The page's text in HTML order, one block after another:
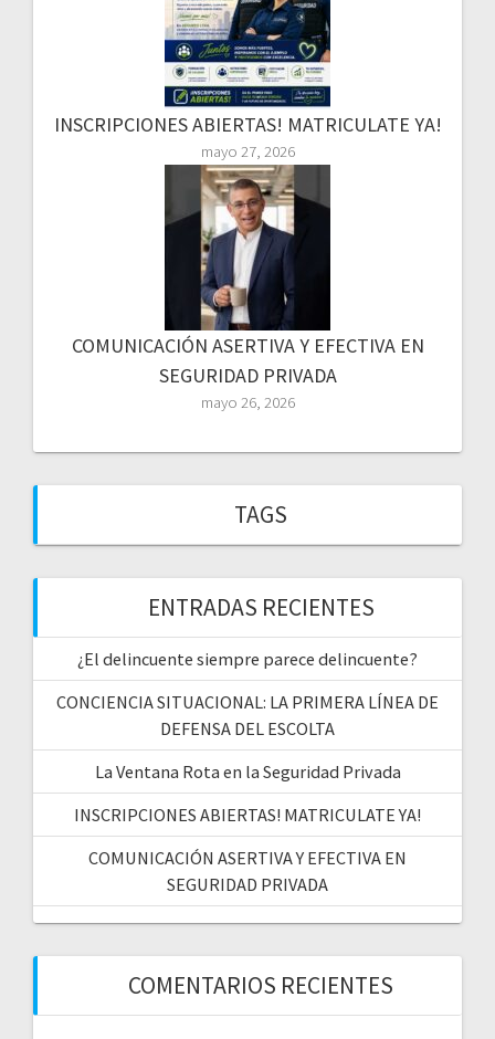
INSCRIPCIONES ABIERTAS! MATRICULATE YA!
mayo 27, 2026
COMUNICACIÓN ASERTIVA Y EFECTIVA EN
SEGURIDAD PRIVADA
mayo 26, 2026
TAGS
ENTRADAS RECIENTES
¿El delincuente siempre parece delincuente?
CONCIENCIA SITUACIONAL: LA PRIMERA LÍNEA DE
DEFENSA DEL ESCOLTA
La Ventana Rota en la Seguridad Privada
INSCRIPCIONES ABIERTAS! MATRICULATE YA!
COMUNICACIÓN ASERTIVA Y EFECTIVA EN
SEGURIDAD PRIVADA
COMENTARIOS RECIENTES